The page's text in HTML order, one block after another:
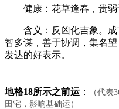
健康：花草逢春，贵弱
含义：反凶化吉象。成
智多谋，善于协调，集名
发达的好表示。
地格18所示之前运 ：
（代
田宅，影响基础运）